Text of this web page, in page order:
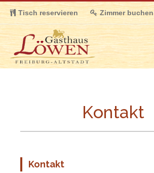
Tisch reservieren Zimmer buchen
Kontakt
Kontakt